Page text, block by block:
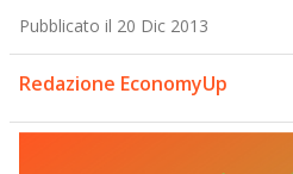
Pubblicato il 20 Dic 2013
Redazione EconomyUp